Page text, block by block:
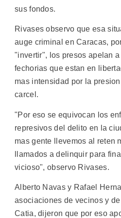
sus fondos.
Rivases observo que esa
auge criminal en Caracas,
"invertir", los presos apelan
fechorias que estan en
mas intensidad por la
carcel.
"Por eso se equivocan los
represivos del delito en la
mas gente llevemos al reten
llamados a delinquir para
vicioso", observo Rivases.
Alberto Navas y Rafael
asociaciones de vecinos y
Catia, dijeron que por eso